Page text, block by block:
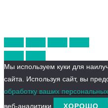
Мы используем куки для
сайта. Используя сайт, вы
обработку ваших
веб-аналитики.
ХОРОШО